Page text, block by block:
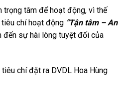
trọng tâm để hoạt động, vì thế
tiêu chí hoạt động “Tận tâm – An
sự hài lòng tuyệt đối của
chí đặt ra DVDL Hoa Hùng